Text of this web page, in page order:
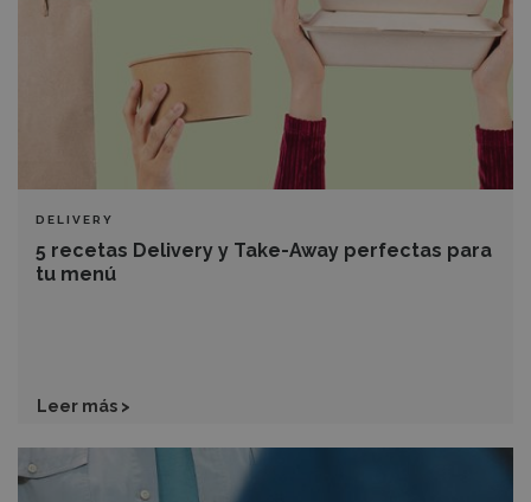
DELIVERY
5 recetas Delivery y Take-Away perfectas para
tu menú
Away
Leer más >
Gestionar
las